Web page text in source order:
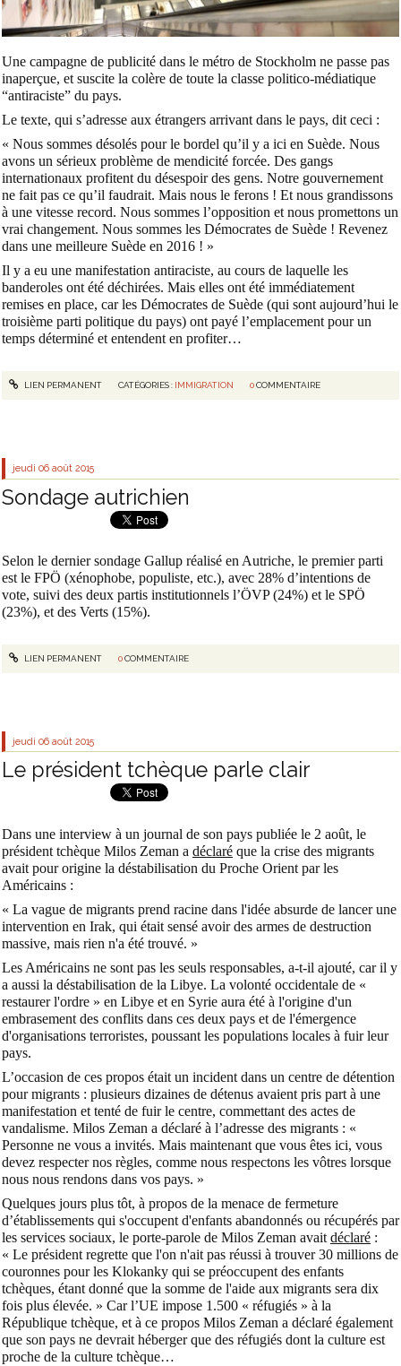
Une campagne de publicité dans le métro de Stockholm ne passe pas
inaperçue, et suscite la colère de toute la classe politico-médiatique
“antiraciste” du pays.
Le texte, qui s’adresse aux étrangers arrivant dans le pays, dit ceci :
« Nous sommes désolés pour le bordel qu’il y a ici en Suède. Nous
avons un sérieux problème de mendicité forcée. Des gangs
internationaux profitent du désespoir des gens. Notre gouvernement
ne fait pas ce qu’il faudrait. Mais nous le ferons ! Et nous grandissons
à une vitesse record. Nous sommes l’opposition et nous promettons un
vrai changement. Nous sommes les Démocrates de Suède ! Revenez
dans une meilleure Suède en 2016 ! »
Il y a eu une manifestation antiraciste, au cours de laquelle les
banderoles ont été déchirées. Mais elles ont été immédiatement
remises en place, car les Démocrates de Suède (qui sont aujourd’hui le
troisième parti politique du pays) ont payé l’emplacement pour un
temps déterminé et entendent en profiter…
LIEN PERMANENT CATÉGORIES : IMMIGRATION 0COMMENTAIRE
jeudi 06 août 2015
Sondage autrichien
Selon le dernier sondage Gallup réalisé en Autriche, le premier parti
est le FPÖ (xénophobe, populiste, etc.), avec 28% d’intentions de
vote, suivi des deux partis institutionnels l’ÖVP (24%) et le SPÖ
(23%), et des Verts (15%).
LIEN PERMANENT 0COMMENTAIRE
jeudi 06 août 2015
Le président tchèque parle clair
Dans une interview à un journal de son pays publiée le 2 août, le
président tchèque Milos Zeman a déclaré que la crise des migrants
avait pour origine la déstabilisation du Proche Orient par les
Américains :
« La vague de migrants prend racine dans l'idée absurde de lancer une
intervention en Irak, qui était sensé avoir des armes de destruction
massive, mais rien n'a été trouvé. »
Les Américains ne sont pas les seuls responsables, a-t-il ajouté, car il y
a aussi la déstabilisation de la Libye. La volonté occidentale de «
restaurer l'ordre » en Libye et en Syrie aura été à l'origine d'un
embrasement des conflits dans ces deux pays et de l'émergence
d'organisations terroristes, poussant les populations locales à fuir leur
pays.
L’occasion de ces propos était un incident dans un centre de détention
pour migrants : plusieurs dizaines de détenus avaient pris part à une
manifestation et tenté de fuir le centre, commettant des actes de
vandalisme. Milos Zeman a déclaré à l’adresse des migrants : «
Personne ne vous a invités. Mais maintenant que vous êtes ici, vous
devez respecter nos règles, comme nous respectons les vôtres lorsque
nous nous rendons dans vos pays. »
Quelques jours plus tôt, à propos de la menace de fermeture
d’établissements qui s'occupent d'enfants abandonnés ou récupérés par
les services sociaux, le porte-parole de Milos Zeman avait déclaré :
« Le président regrette que l'on n'ait pas réussi à trouver 30 millions de
couronnes pour les Klokanky qui se préoccupent des enfants
tchèques, étant donné que la somme de l'aide aux migrants sera dix
fois plus élevée. » Car l’UE impose 1.500 « réfugiés » à la
République tchèque, et à ce propos Milos Zeman a déclaré également
que son pays ne devrait héberger que des réfugiés dont la culture est
proche de la culture tchèque…